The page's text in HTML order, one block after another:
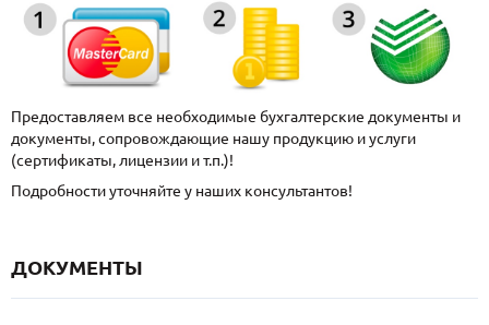
Предоставляем все необходимые бухгалтерские документы и
документы, сопровождающие нашу продукцию и услуги
(сертификаты, лицензии и т.п.)!
Подробности уточняйте у наших консультантов!
ДОКУМЕНТЫ